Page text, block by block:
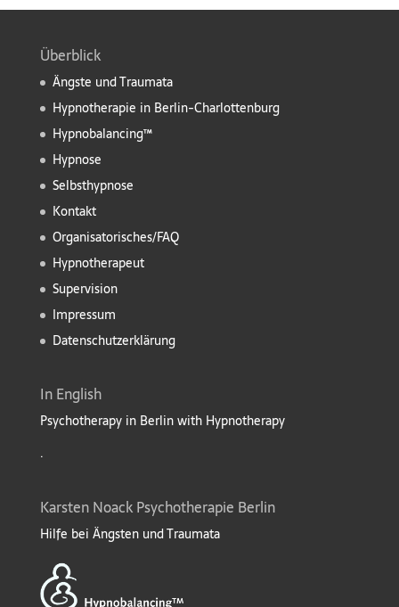
Überblick
Ängste und Traumata
Hypnotherapie in Berlin-Charlottenburg
Hypnobalancing™
Hypnose
Selbsthypnose
Kontakt
Organisatorisches/FAQ
Hypnotherapeut
Supervision
Impressum
Datenschutzerklärung
In English
Psychotherapy in Berlin with Hypnotherapy
.
Karsten Noack Psychotherapie Berlin
Hilfe bei Ängsten und Traumata